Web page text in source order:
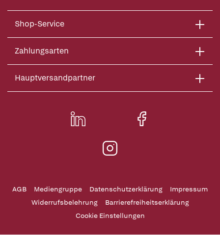
Shop-Service
Zahlungsarten
Hauptversandpartner
AGB Mediengruppe Datenschutzerklärung
Impressum
Widerrufsbelehrung
Barrierefreiheitserklärung
Cookie Einstellungen